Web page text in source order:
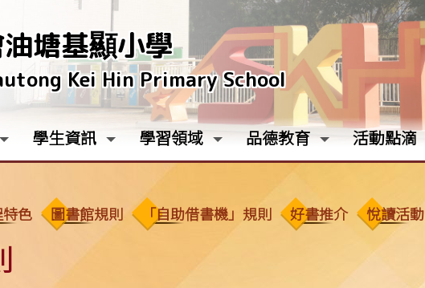
塘基顯小學
Kei Hin Primary School
學生資訊 學習領域 品德教育 活動點滴
特色 圖書館規則 「自助借書機」規則 好書推介 悅讀活動